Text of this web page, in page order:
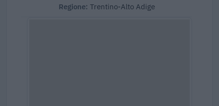
Regione: Trentino-Alto Adige